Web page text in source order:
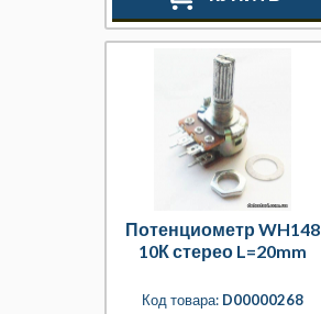
Потенциометр WH148
10К стерео L=20mm
Код товара: D00000268